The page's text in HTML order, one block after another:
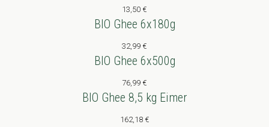
13,50 €
BIO Ghee 6x180g
32,99 €
BIO Ghee 6x500g
76,99 €
BIO Ghee 8,5 kg Eimer
162,18 €